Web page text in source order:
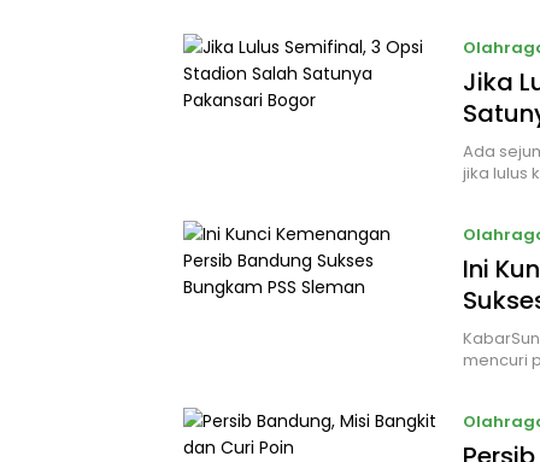
Jika
Ada
jika lulus
Ini
mencuri